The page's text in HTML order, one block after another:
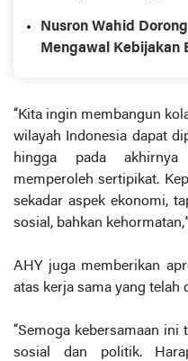
Nusron Wahid
Mengawal Kebijakan
“Kita ingin membangun
wilayah Indonesia dapat
hingga pada
memperoleh sertipikat.
sekadar aspek ekonomi,
sosial, bahkan
AHY juga memberikan
atas kerja sama yang telah
“Semoga kebersamaan
sosial dan politik.